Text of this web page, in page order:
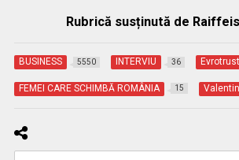
Rubrică susținută de
BUSINESS 5550 INTERVIU 36
FEMEI CARE SCHIMBĂ ROMÂNIA 15